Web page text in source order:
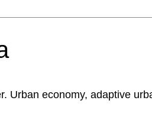
Urban economy, adaptive